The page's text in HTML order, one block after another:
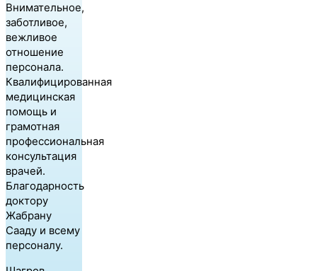
Внимательное,
заботливое,
вежливое
отношение
персонала.
Квалифицированная
медицинская
помощь и
грамотная
профессиональная
консультация
врачей.
Благодарность
доктору
Жабрану
Сааду и всему
персоналу.